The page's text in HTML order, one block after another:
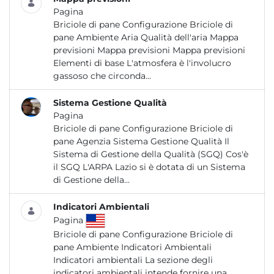
Pagina
Briciole di pane Configurazione Briciole di
pane Ambiente Aria Qualità dell'aria Mappa
previsioni Mappa previsioni Mappa previsioni
Elementi di base L'atmosfera è l'involucro
gassoso che circonda...
Sistema Gestione Qualità
Pagina
Briciole di pane Configurazione Briciole di
pane Agenzia Sistema Gestione Qualità Il
Sistema di Gestione della Qualità (SGQ) Cos'è
il SGQ L'ARPA Lazio si è dotata di un Sistema
di Gestione della...
Indicatori Ambientali
Pagina
Briciole di pane Configurazione Briciole di
pane Ambiente Indicatori Ambientali
Indicatori ambientali La sezione degli